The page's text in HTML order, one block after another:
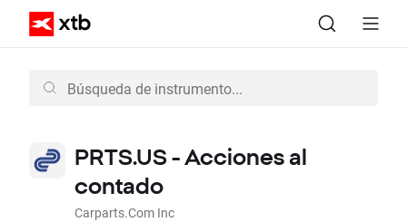
PRTS.US - Acciones al
contado
Carparts.Com Inc